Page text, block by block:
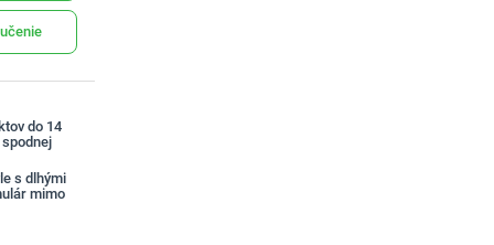
do 14
s dlhými
mimo